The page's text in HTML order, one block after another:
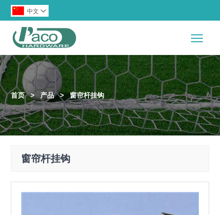
中文 
首页 > 产品 > 窗帘杆挂钩
窗帘杆挂钩